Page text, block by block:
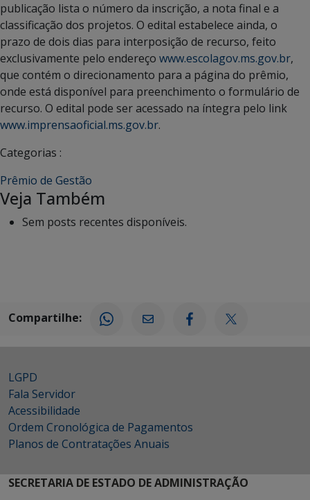
publicação lista o número da inscrição, a nota final e a
classificação dos projetos. O edital estabelece ainda, o
prazo de dois dias para interposição de recurso, feito
exclusivamente pelo endereço www.escolagov.ms.gov.br,
que contém o direcionamento para a página do prêmio,
onde está disponível para preenchimento o formulário de
recurso. O edital pode ser acessado na íntegra pelo link
www.imprensaoficial.ms.gov.br.
Categorias :
Prêmio de Gestão
Veja Também
Sem posts recentes disponíveis.
Compartilhe:
LGPD
Fala Servidor
Acessibilidade
Ordem Cronológica de Pagamentos
Planos de Contratações Anuais
SECRETARIA DE ESTADO DE ADMINISTRAÇÃO